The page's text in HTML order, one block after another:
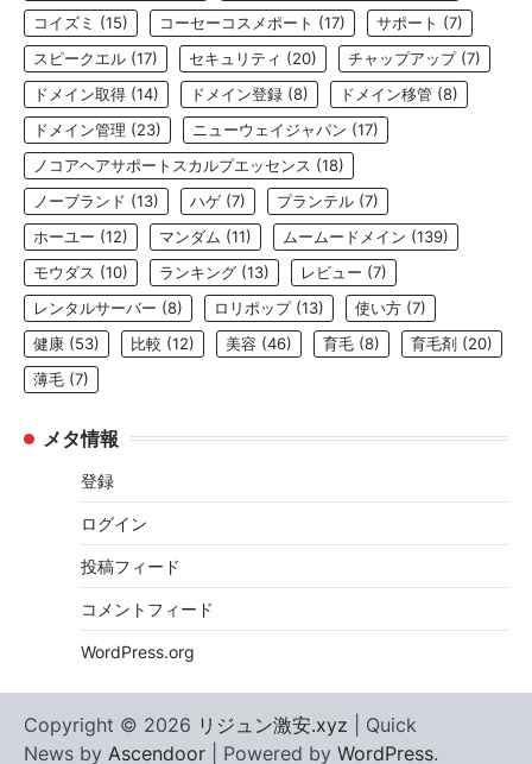
コイズミ (15) コーセーコスメポート (17) サポート (7)
スピークエル (17) セキュリティ (20) チャップアップ(7)
ドメイン取得 (14) ドメイン登録 (8) ドメイン移管 (8)
ドメイン管理 (23) ニューウェイジャパン (17)
ノコアヘアサポートスカルプエッセンス (18)
ノーブランド (13) ハゲ (7) プランテル (7)
ホーユー (12) マンダム (11) ムームードメイン (139)
モウダス (10) ランキング (13) レビュー (7)
レンタルサーバー (8) ロリポップ(13) 使い方 (7)
健康 (53) 比較 (12) 美容 (46) 育毛 (8) 育毛剤 (20)
薄毛 (7)
メタ情報
登録
ログイン
投稿フィード
コメントフィード
WordPress.org
Copyright © 2026 リジュン激安.xyz | Quick
News by Ascendoor | Powered by WordPress.